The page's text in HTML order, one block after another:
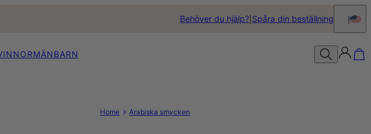
Behöver du hjälp? Spåra din beställning
MÄNBARN
Home Arabiska smycken